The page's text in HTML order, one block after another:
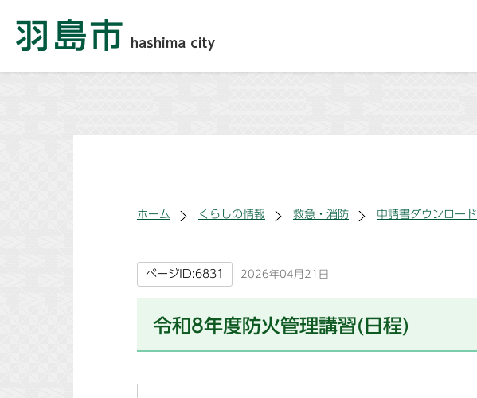
ホーム くらしの情報 救急・消防 申請書ダウンロード
ページID:6831 2026年04月21日
令和8年度防火管理講習(日程)